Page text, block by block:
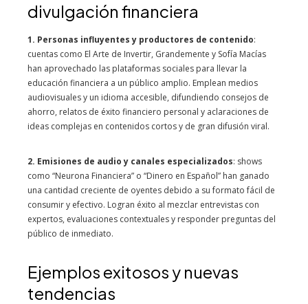
divulgación financiera
1. Personas influyentes y productores de contenido:
cuentas como El Arte de Invertir, Grandemente y Sofía Macías
han aprovechado las plataformas sociales para llevar la
educación financiera a un público amplio. Emplean medios
audiovisuales y un idioma accesible, difundiendo consejos de
ahorro, relatos de éxito financiero personal y aclaraciones de
ideas complejas en contenidos cortos y de gran difusión viral.
2. Emisiones de audio y canales especializados: shows
como “Neurona Financiera” o “Dinero en Español” han ganado
una cantidad creciente de oyentes debido a su formato fácil de
consumir y efectivo. Logran éxito al mezclar entrevistas con
expertos, evaluaciones contextuales y responder preguntas del
público de inmediato.
Ejemplos exitosos y nuevas
tendencias